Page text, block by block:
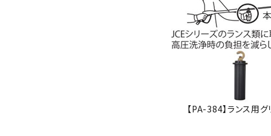
【PA-384】ランス用グ